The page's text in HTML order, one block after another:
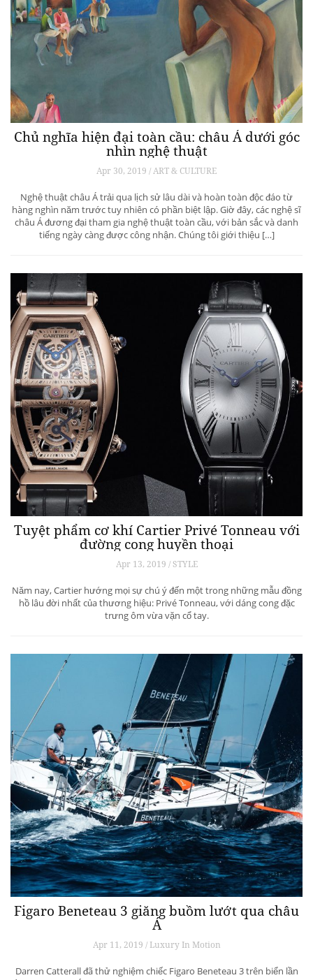
Chủ nghĩa hiện đại toàn cầu: châu Á dưới góc
nhìn nghệ thuật
Apr 30, 2019 / ART & CULTURE
Nghệ thuật châu Á trải qua lịch sử lâu dài và hoàn toàn độc đáo từ
hàng nghìn năm trước tuy nhiên có phần biệt lập. Giờ đây, các nghệ sĩ
châu Á đương đại tham gia nghệ thuật toàn cầu, với bản sắc và danh
tiếng ngày càng được công nhận. Chúng tôi giới thiệu […]
Tuyệt phẩm cơ khí Cartier Privé Tonneau với
đường cong huyền thoại
Apr 13, 2019 / STYLE
Năm nay, Cartier hướng mọi sự chú ý đến một trong những mẫu đồng
hồ lâu đời nhất của thương hiệu: Privé Tonneau, với dáng cong đặc
trưng ôm vừa vặn cổ tay.
Figaro Beneteau 3 giăng buồm lướt qua châu
Á
Apr 11, 2019 / Luxury In Motion
Darren Catterall đã thử nghiệm chiếc Figaro Beneteau 3 trên biển lần